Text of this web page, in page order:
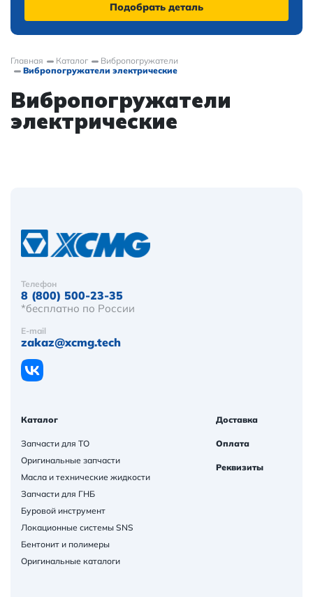
Подобрать деталь
Главная Каталог
Вибропогружатели
Вибропогружатели электрические
Вибропогружатели
электрические
Телефон
8 (800) 500-23-35
*бесплатно по России
E-mail
zakaz@xcmg.tech
Каталог
Запчасти для ТО
Оригинальные запчасти
Масла и технические жидкости
Запчасти для ГНБ
Буровой инструмент
Локационные системы SNS
Бентонит и полимеры
Оригинальные каталоги
Доставка
Оплата
Реквизиты